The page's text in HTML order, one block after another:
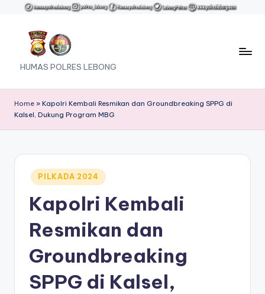
content
HUMAS POLRES LEBONG
Home » Kapolri Kembali Resmikan dan Groundbreaking SPPG di
Kalsel, Dukung Program MBG
Posted
in
PILKADA 2024
Kapolri Kembali
Resmikan dan
Groundbreaking
SPPG di Kalsel,